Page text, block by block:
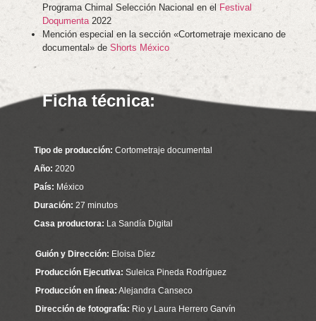
Programa Chimal Selección Nacional en el Festival
Doqumenta 2022
Mención especial en la sección «Cortometraje mexicano de
documental» de Shorts México
Ficha técnica:
Tipo de producción: Cortometraje documental
Año: 2020
País: México
Duración: 27 minutos
Casa productora: La Sandía Digital
Guión y Dirección: Eloisa Díez
Producción Ejecutiva: Suleica Pineda Rodríguez
Producción en línea: Alejandra Canseco
Dirección de fotografía: Rio y Laura Herrero Garvín